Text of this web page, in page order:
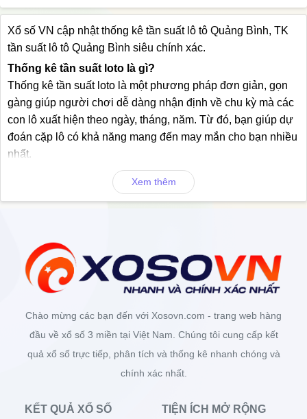
Xổ số VN cập nhật thống kê tần suất lô tô Quảng Bình, TK
tần suất lô tô Quảng Bình siêu chính xác.
Thống kê tần suất loto là gì?
Thống kê tần suất loto là một phương pháp đơn giản, gọn
gàng giúp người chơi dễ dàng nhận định về chu kỳ mà các
con lô xuất hiện theo ngày, tháng, năm. Từ đó, bạn giúp dự
đoán cặp lô có khả năng mang đến may mắn cho bạn nhiều
nhất.
Với người chơi việc thống kê tần suất loto rất quan trọng.
Được đánh giá cao trong việc giúp bạn đặt cược vận may.
khảo.
Theo dõi thống kê tần suất lô tô Quảng Bình ở đâu?
Để thuận tiện cho việc theo dõi Thống kê Tần suất lô, người
quả xổ số chính xác và uy tín. Xổ Số VN chính là một trong
những sự lựa chọn mà bạn không thể bỏ qua. Tại đây, Xổ
Số VN cập nhật thống kê tần suất lô tô Quảng Bình nhanh
chóng, chính xác và dễ dàng tra cứu.
cần truy cập vào trang web rồi chọn mục “
Xem thêm
Chào mừng các bạn đến với Xosovn.com - trang web hàng
đầu về xổ số 3 miền tại Việt Nam. Chúng tôi cung cấp kết
quả xổ số trực tiếp, phân tích và thống kê nhanh chóng và
chính xác nhất.
KẾT QUẢ XỔ SỐ TIỆN ÍCH MỞ RỘNG